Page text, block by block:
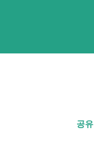
공유